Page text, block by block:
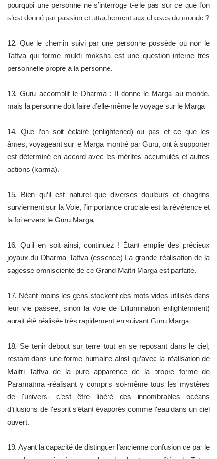
pourquoi une personne ne s’interroge t-elle pas sur ce que l’on
s’est donné par passion et attachement aux choses du monde ?
12. Que le chemin suivi par une personne possède ou non le
Tattva qui forme mukti moksha est une question interne très
personnelle propre à la personne.
13. Guru accomplit le Dharma : Il donne le Marga au monde,
mais la personne doit faire d’elle-même le voyage sur le Marga
14. Que l’on soit éclairé (enlightened) ou pas et ce que les
âmes, voyageant sur le Marga montré par Guru, ont à supporter
est déterminé en accord avec les mérites accumulés et autres
actions (karma).
15. Bien qu’il est naturel que diverses douleurs et chagrins
surviennent sur la Voie, l’importance cruciale est la révérence et
la foi envers le Guru Marga.
16. Qu’il en soit ainsi, continuez ! Étant emplie des précieux
joyaux du Dharma Tattva (essence) La grande réalisation de la
sagesse omnisciente de ce Grand Maitri Marga est parfaite.
17. Néant moins les gens stockent des mots vides utilisés dans
leur vie passée, sinon la Voie de L’illumination enlightenment)
aurait été réalisée très rapidement en suivant Guru Marga.
18. Se tenir debout sur terre tout en se reposant dans le ciel,
restant dans une forme humaine ainsi qu’avec la réalisation de
Maitri Tattva de la pure apparence de la propre forme de
Paramatma -réalisant y compris soi-même tous les mystères
de l'univers- c’est être libéré des innombrables océans
d’illusions de l’esprit s’étant évaporés comme l’eau dans un ciel
ouvert.
19. Ayant la capacité de distinguer l’ancienne confusion de par le